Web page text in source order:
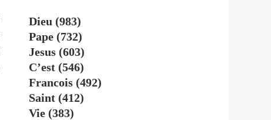
Dieu (983)
Pape (732)
Jesus (603)
C’est (546)
Francois (492)
Saint (412)
Vie (383)